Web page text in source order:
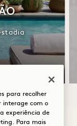
para recolher
interage com o
experiência de
Para mais